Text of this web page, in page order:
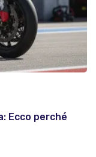
Ecco perché